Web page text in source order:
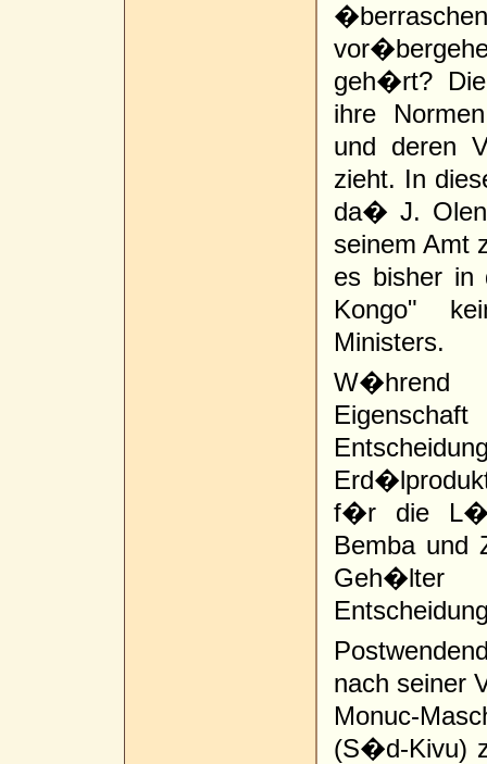
geh�rt?
ihre
und deren
zieht. In
da� J.
seinem Amt
es bisher in
Kongo"
Ministers.
W�hrend
f�r die
Bemba und
Geh�lter
nach seiner
Monuc-
(S�d-Kivu)